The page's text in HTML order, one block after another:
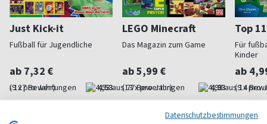
Just Kick-it
Fußball für Jugendliche
ab 7,32 €
(9 x pro Jahr) 4,53
LEGO Minecraft
Das Magazin zum Game
ab 5,99 €
(13 x pro Jahr) 4,93
Top 11
Für
Kinder
ab
(9 x pro
Datenschutzbestimmungen